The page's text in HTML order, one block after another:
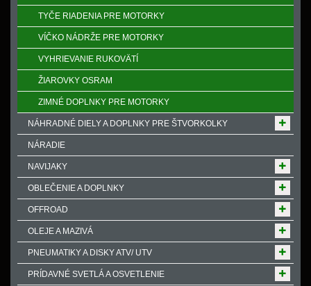
TYČE RIADENIA PRE MOTORKY
VÍČKO NÁDRŽE PRE MOTORKY
VYHRIEVANIE RUKOVӒTÍ
ŽIAROVKY OSRAM
ZIMNÉ DOPLNKY PRE MOTORKY
NÁHRADNÉ DIELY A DOPLNKY PRE ŠTVORKOLKY
NÁRADIE
NAVIJAKY
OBLEČENIE A DOPLNKY
OFFROAD
OLEJE A MAZIVÁ
PNEUMATIKY A DISKY ATV/ UTV
PRÍDAVNÉ SVETLÁ A OSVETLENIE